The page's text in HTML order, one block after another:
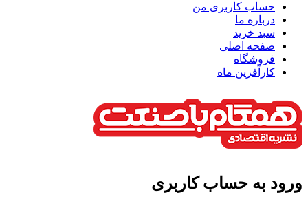
حساب کاربری من
درباره ما
سبد خرید
صفحه اصلی
فروشگاه
کارآفرین ماه
ورود به حساب کاربری